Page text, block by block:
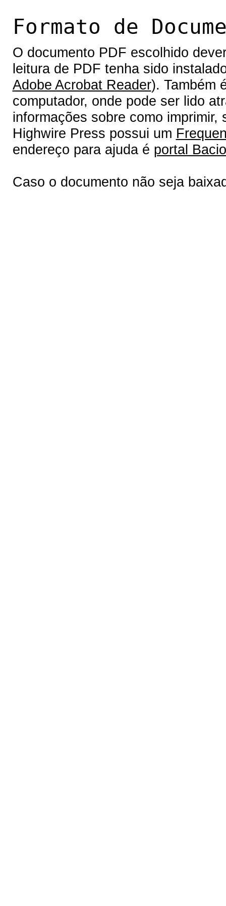
Formato de
O documento PDF escolhido
leitura de PDF tenha sido
Adobe Acrobat Reader). Também
computador, onde pode ser lido
informações sobre como
Highwire Press possui um
endereço para ajuda é portal
Caso o documento não seja